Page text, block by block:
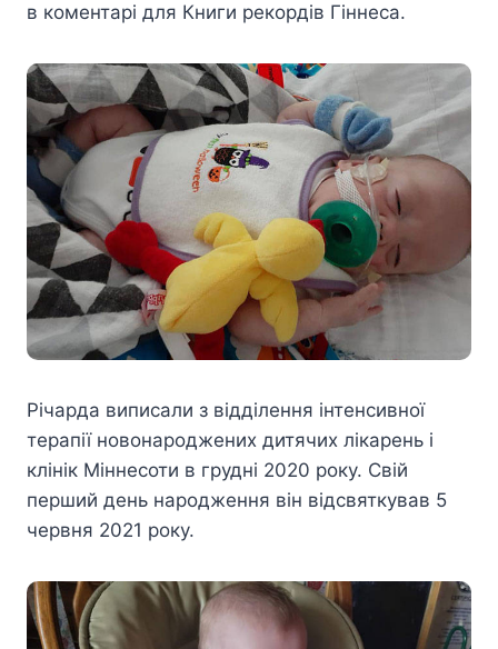
в коментарі для Книги рекордів Гіннеса.
Річарда виписали з відділення інтенсивної
терапії новонароджених дитячих лікарень і
клінік Міннесоти в грудні 2020 року. Свій
перший день народження він відсвяткував 5
червня 2021 року.